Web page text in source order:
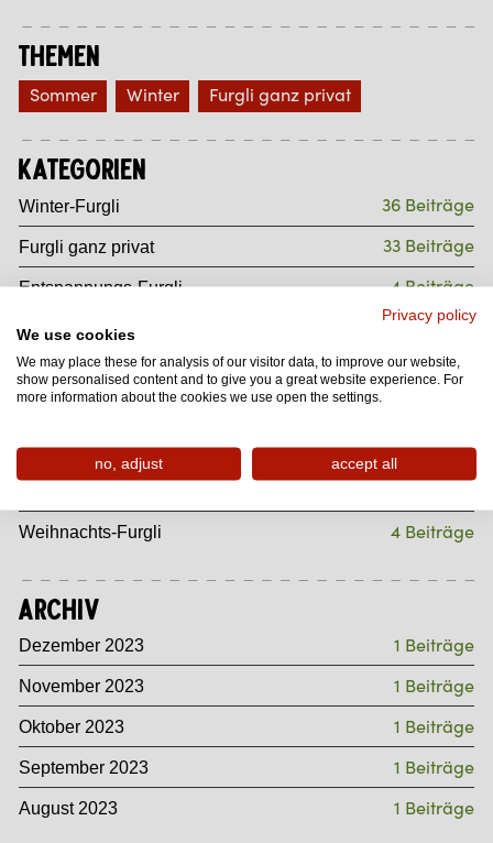
Themen
Sommer Winter Furgli ganz privat
Kategorien
Winter-Furgli 36 Beiträge
Furgli ganz privat 33 Beiträge
Entspannungs-Furgli 4 Beiträge
Sommersport-Furgli 11 Beiträge
Sommer-Furgli 37 Beiträge
Wintersport-Furgli 4 Beiträge
Weihnachts-Furgli 4 Beiträge
Archiv
Dezember 2023 1 Beiträge
November 2023 1 Beiträge
Oktober 2023 1 Beiträge
September 2023 1 Beiträge
August 2023 1 Beiträge
Privacy policy
We use cookies
We may place these for analysis of our visitor data, to improve our website,
show personalised content and to give you a great website experience. For
more information about the cookies we use open the settings.
no, adjust accept all